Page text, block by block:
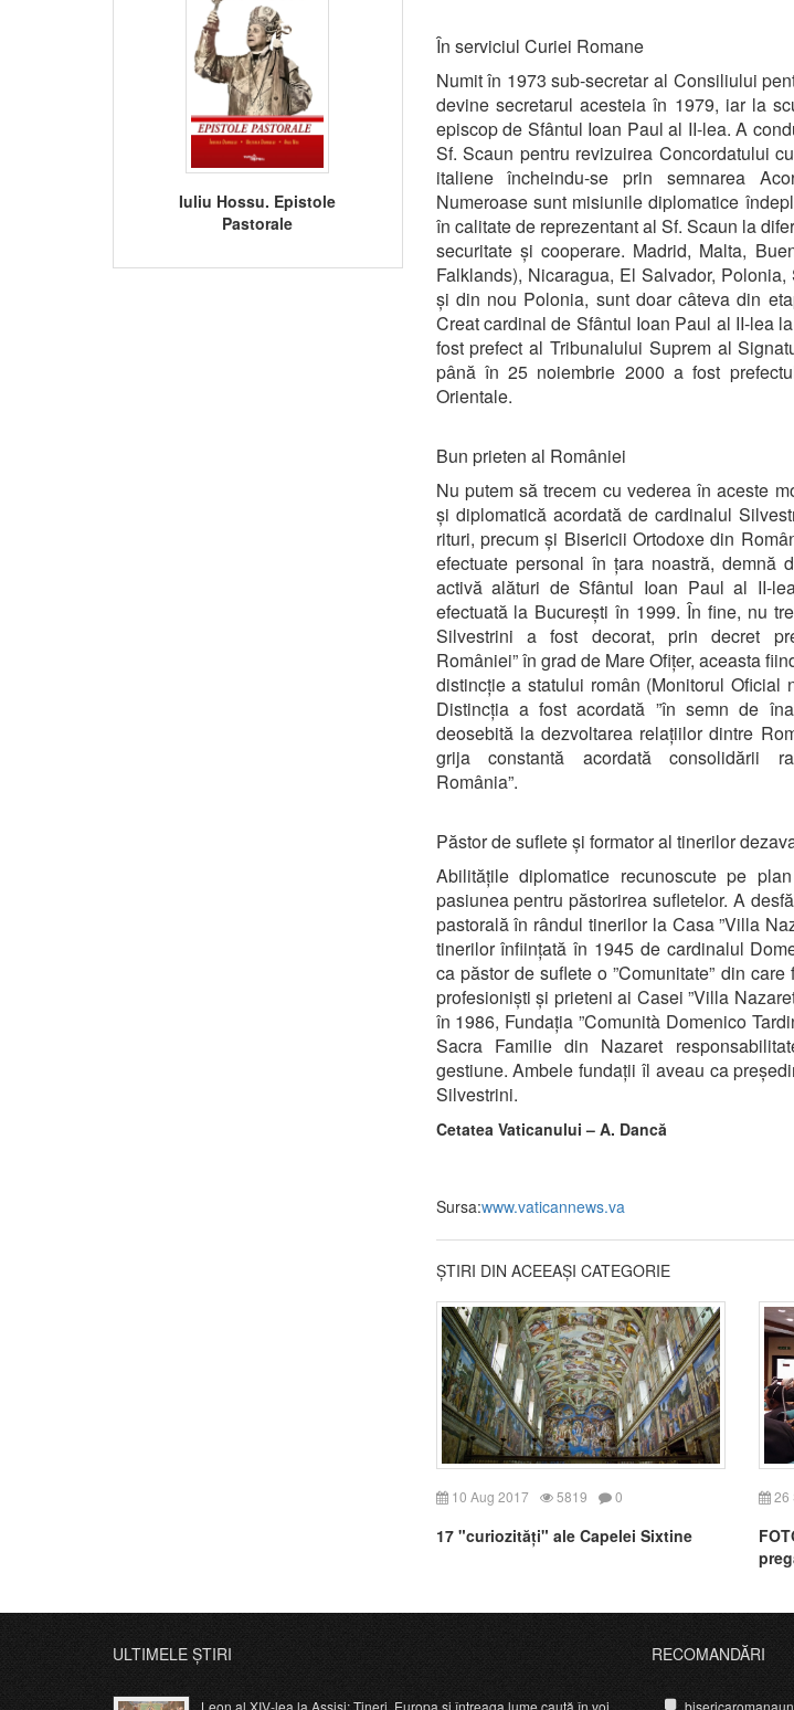
Iuliu Hossu. Epistole
Pastorale
În serviciul Curiei Romane
Numit în 1973 sub-secretar al Consiliului
devine secretarul acesteia în 1979, iar la
episcop de Sfântul Ioan Paul al II-lea. A
Sf. Scaun pentru revizuirea Concordatului
italiene încheindu-se prin semnarea
Numeroase sunt misiunile diplomatice
în calitate de reprezentant al Sf. Scaun la
securitate și cooperare. Madrid, Malta,
Falklands), Nicaragua, El Salvador,
și din nou Polonia, sunt doar câteva din
Creat cardinal de Sfântul Ioan Paul al II-lea
fost prefect al Tribunalului Suprem al
până în 25 noiembrie 2000 a fost
Orientale.
Bun prieten al României
Nu putem să trecem cu vederea în aceste
și diplomatică acordată de cardinalul
rituri, precum și Bisericii Ortodoxe din
efectuate personal în țara noastră, demnă
activă alături de Sfântul Ioan Paul al II-
efectuată la București în 1999. În fine, nu
Silvestrini a fost decorat, prin decret
României” în grad de Mare Ofițer, aceasta
distincție a statului român (Monitorul Oficial
Distincția a fost acordată ”în semn de
deosebită la dezvoltarea relațiilor dintre
grija constantă acordată consolidării
România”.
Păstor de suflete și formator al tinerilor
Abilitățile diplomatice recunoscute pe
pasiunea pentru păstorirea sufletelor. A
pastorală în rândul tinerilor la Casa ”Villa
tinerilor înființată în 1945 de cardinalul
ca păstor de suflete o ”Comunitate” din
profesioniști și prieteni ai Casei ”Villa
în 1986, Fundația ”Comunità Domenico
Sacra Familie din Nazaret
gestiune. Ambele fundații îl aveau ca
Silvestrini.
Cetatea Vaticanului – A. Dancă
Sursa:www.vaticannews.va
ȘTIRI DIN ACEEAȘI CATEGORIE
10 Aug 2017 5819 0
17 "curiozități" ale Capelei Sixtine
26
ULTIMELE ȘTIRI
Leon al XIV-lea la Assisi: Tineri, Europa și întreaga lume caută în voi
RECOMANDĂRI